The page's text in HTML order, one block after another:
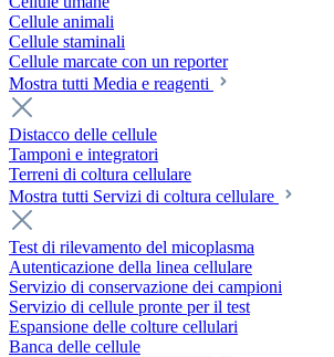
Cellule animali
Cellule staminali
Cellule marcate con un reporter
Mostra tutti Media e reagenti
Distacco delle cellule
Tamponi e integratori
Terreni di coltura cellulare
Mostra tutti Servizi di coltura cellulare
Test di rilevamento del micoplasma
Autenticazione della linea cellulare
Servizio di conservazione dei campioni
Servizio di cellule pronte per il test
Espansione delle colture cellulari
Banca delle cellule